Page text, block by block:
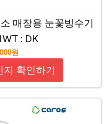
매장용 눈꽃빙수기
: DK
원
확인하기